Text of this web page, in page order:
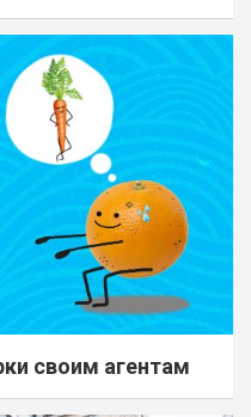
своим агентам